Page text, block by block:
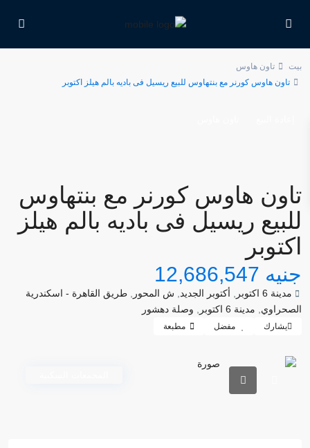
بيت
تاون هاوس
تاون هاوس كورنر مع بنتهاوس للبيع ريسيل فى باديه بالم هيلز اكتوبر
تاون هاوس كورنر مع بنتهاوس
للبيع ريسيل فى باديه بالم هيلز
اكتوبر
جنيه 12,686,547
مدينة 6 اكتوبر أكتوبر الجديد ش المحور
طريق القاهرة - اسكندرية
الصحراوي
مدينة 6 اكتوبر وصلة دهشور
يشارك مفضل مطبعة